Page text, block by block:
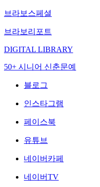
브라보스페셜
브라보리포트
DIGITAL LIBRARY
50+ 시니어 신춘문예
블로그
인스타그램
페이스북
유튜브
네이버카페
네이버TV